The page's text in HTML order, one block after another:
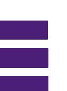
Imprint